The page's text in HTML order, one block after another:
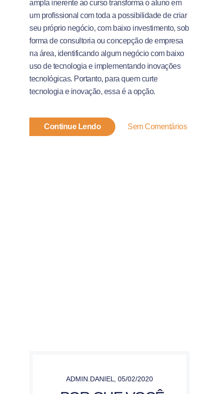
ampla inerente ao curso transforma o aluno em
um profissional com toda a possibilidade de criar
seu próprio negócio, com baixo investimento, sob
forma de consultoria ou concepção de empresa
na área, identificando algum negócio com baixo
uso de tecnologia e implementando inovações
tecnológicas. Portanto, para quem curte
tecnologia e inovação, essa é a opção.
Continue Lendo Sem Comentários
ADMIN.DANIEL ,05/02/2020